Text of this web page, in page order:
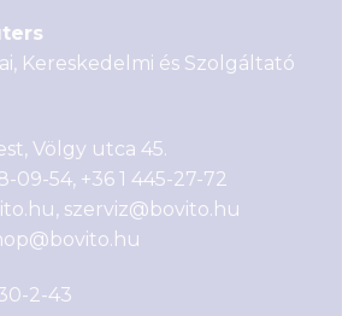
Kereskedelmi és Szolgáltató
Völgy utca 45.
09-54, +36 1 445-27-72
, szerviz@bovito.hu
2-43